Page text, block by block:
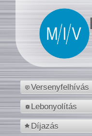
Versenyfelhívás
Lebonyolítás
Díjazás